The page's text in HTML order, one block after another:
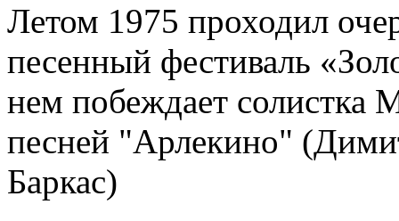
Летом 1975 проходил
песенный фестиваль
нем побеждает солистка
песней "Арлекино"
Баркас)